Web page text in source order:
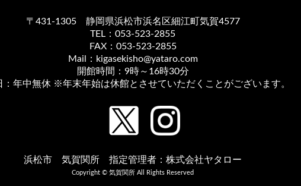
〒431-1305 静岡県浜松市浜名区細江町気賀4577
TEL：053-523-2855
FAX：053-523-2855
Mail：kigasekisho@yataro.com
開館時間：9時～16時30分
：年中無休 ※年末年始は休館とさせていただくことがございます。
浜松市 気賀関所 指定管理者：株式会社ヤタロー
Copyright © 気賀関所 All Rights Reserved